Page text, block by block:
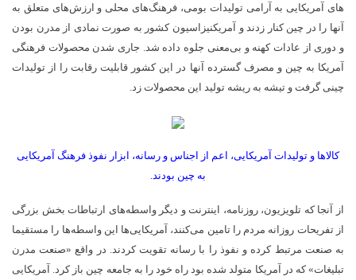
های آمریکایی به آرامی تولیدات بومی، فرهنگ­‌های محلی و ارزش­‌های متعلق به
آنها را در چین کنار زدند و آمریکنیزاسیون کشور به صورت نمادی از مدرن بودن
و دوری از عادات کهنه و بی­‌معنی جلوه داده شد. جاری شدن محصولات فرهنگی
آمریکا به چین و مصرف گسترده آنها در این کشور قابلیت رقابت را از تولیدات
چینی گرفت و تیشه به ریشه تولید این محصولات زد.
کالاها و تولیدات آمریکایی، اعم از اجناس و رسانه، ابزار نفوذ فرهنگ آمریکایی
به چین بودند.
از آنجا که تلویزیون، روزنامه، اینترنت و دیگر واسطه­‌های ارتباطات بخش بزرگی
از تفریحات روزانه مردم را تامین می­‌کنند، آمریکایی­‌ها این واسطه­‌ها را مستقیما
به صنعت مرتبط کرده و نفوذ را با رسانه تقویت کردند. در واقع «صنعت مدرن
تبلیغات» که در آمریکا متولد شده بود راه خود را به جامعه چین باز کرد. آمریکایی­‌